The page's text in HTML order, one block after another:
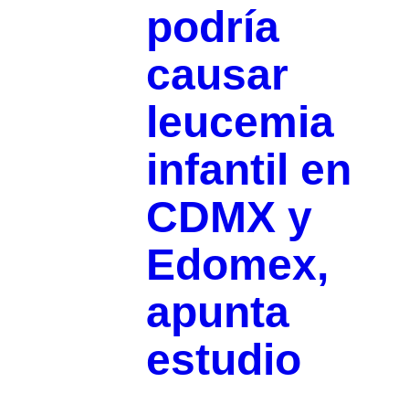
podría
causar
leucemia
infantil en
CDMX y
Edomex,
apunta
estudio